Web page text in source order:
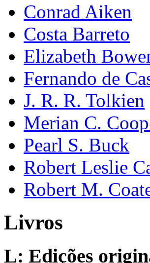
Conrad Aiken
Costa Barreto
Elizabeth
Fernando de
J. R. R. Tolkien
Merian C.
Pearl S. Buck
Robert Leslie
Robert M.
Livros
L: Edições